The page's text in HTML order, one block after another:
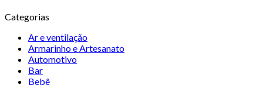
Categorias
Ar e ventilação
Armarinho e Artesanato
Automotivo
Bar
Bebê